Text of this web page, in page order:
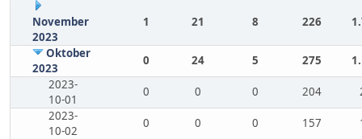
November
2023
1 21 8 226
Oktober
2023
0 24 5 275
2023-
10-01
0 0 0 204
2023-
10-02
0 0 0 157